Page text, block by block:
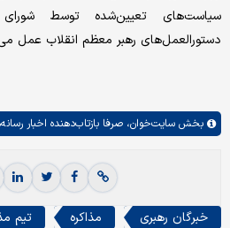
سیاست‌های تعیین‌شده توسط
دستورالعمل‌های رهبر معظم انقلاب عمل
بخش سایت‌خوان، صرفا بازتاب‌دهنده اخبار
خبرگان رهبری مذاکره تیم